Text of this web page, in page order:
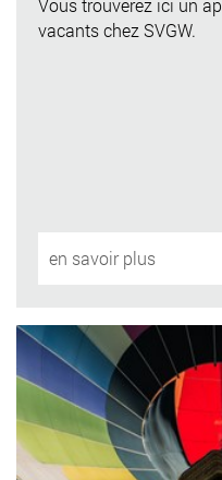
vacants chez SVGW.
en savoir plus